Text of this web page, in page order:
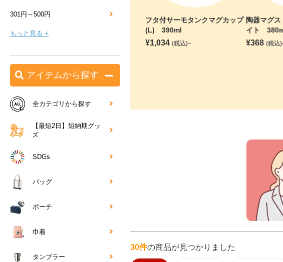
フタ付サーモタンクマグカップ
(L) 390ml
¥1,034 (税込)~
陶器マグ
イト
¥368 (税込
30件の商品が見つかりました
301円～500円
もっと見る +
アイテムから探す
全カテゴリから探す
【最短2日】短納期グッ
ズ
SDGs
バッグ
ポーチ
巾着
タンブラー